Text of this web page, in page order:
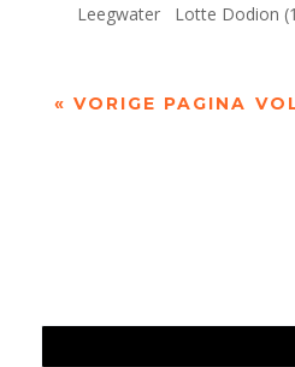
Leegwater Lotte Dodion
« VORIGE PAGINA